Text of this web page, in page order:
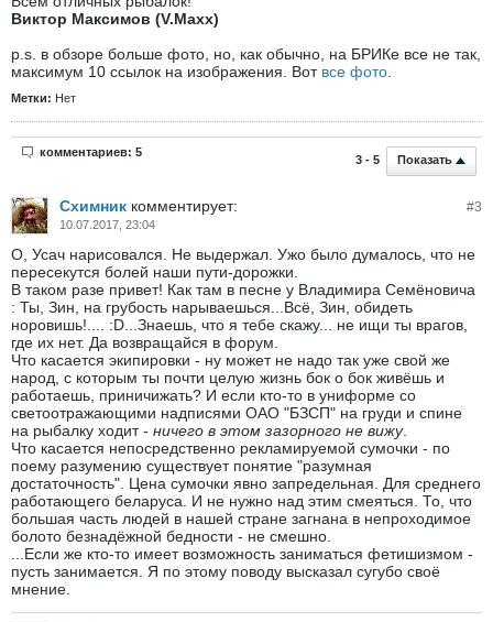
Виктор Максимов (V.Maxx)
p.s. в обзоре больше фото, но, как обычно, на БРИКе все не так,
максимум 10 ссылок на изображения. Вот все фото
Метки: Нет
3 - 5 Показать
комментариев: 5
#3
Схимник комментирует:
10.07.2017, 23:04
О, Усач нарисовался. Не выдержал. Ужо было думалось, что не
пересекутся болей наши пути-дорожки.
В таком разе привет! Как там в песне у Владимира Семёновича
: Ты, Зин, на грубость нарываешься...Всё, Зин, обидеть
норовишь!.... :D...Знаешь, что я тебе скажу... не ищи ты врагов,
где их нет. Да возвращайся в форум.
Что касается экипировки - ну может не надо так уже свой же
народ, с которым ты почти целую жизнь бок о бок живёшь и
работаешь, приничижать? И если кто-то в униформе со
светоотражающими надписями ОАО "БЗСП" на груди и спине
на рыбалку ходит - ничего в этом зазорного не вижу.
Что касается непосредственно рекламируемой сумочки - по
поему разумению существует понятие "разумная
достаточность". Цена сумочки явно запредельная. Для среднего
работающего беларуса. И не нужно над этим смеяться. То, что
большая часть людей в нашей стране загнана в непроходимое
болото безнадёжной бедности - не смешно.
...Если же кто-то имеет возможность заниматься фетишизмом -
пусть занимается. Я по этому поводу высказал сугубо своё
мнение.